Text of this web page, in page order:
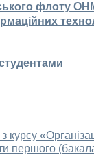
флоту
курсу
першого